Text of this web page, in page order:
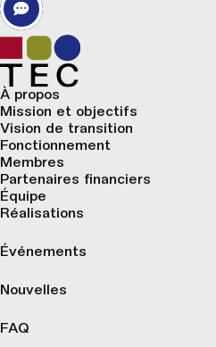
À propos
Mission et objectifs
Vision de transition
Fonctionnement
Membres
Partenaires financiers
Équipe
Réalisations
Événements
Nouvelles
FAQ